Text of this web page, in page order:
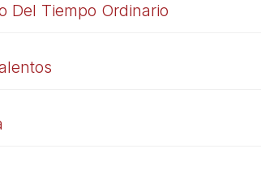
Del Tiempo Ordinario